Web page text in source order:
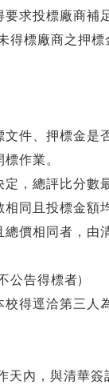
求投標廠商補
標廠商之押標
件、押標金是
作業。
，總評比分數
同且投標金
價相同者，由
公告得標者)
得逕洽第三人
內，與清華簽